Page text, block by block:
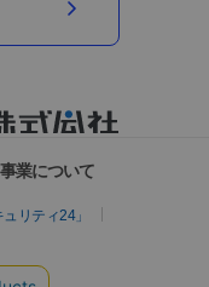
業について
リティ24」